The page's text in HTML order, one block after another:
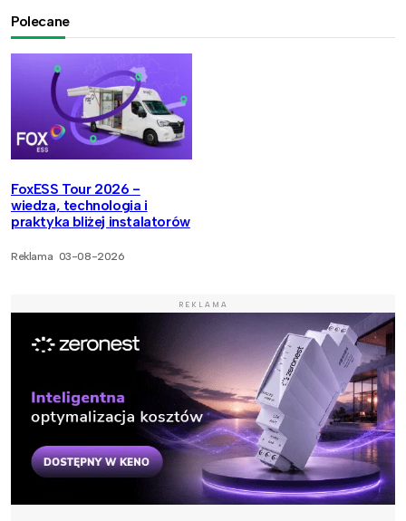
Polecane
FoxESS Tour 2026 -
wiedza, technologia i
praktyka bliżej instalatorów
Reklama 03-08-2026
REKLAMA